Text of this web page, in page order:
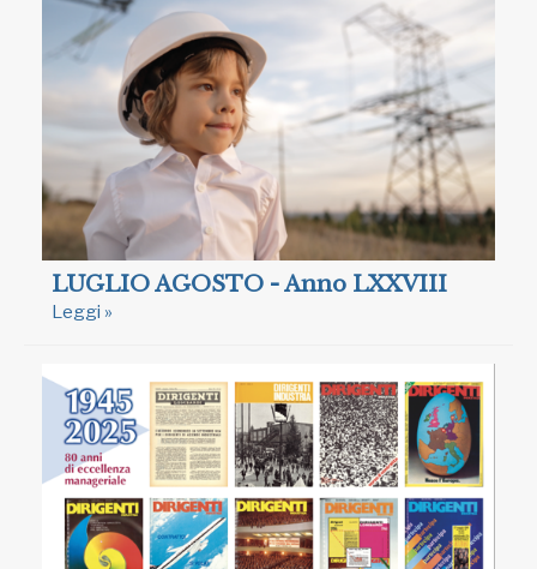
LUGLIO AGOSTO - Anno LXXVIII
Leggi »